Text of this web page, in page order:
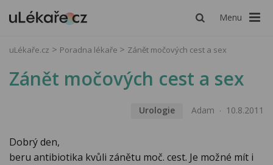
Menu
uLékaře.cz Poradna lékaře Zánět močových cest a sex
Zánět močových cest a sex
Urologie Adam 10.8.2011
Dobrý den,
beru antibiotika kvůli zánětu moč. cest. Je možné mít i